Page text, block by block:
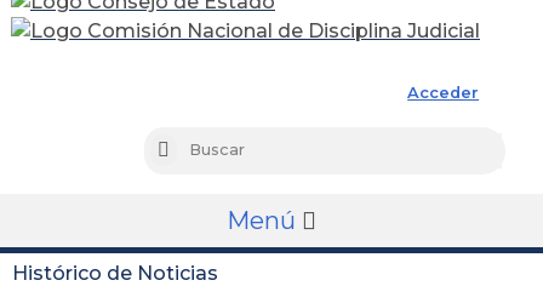
Acceder
Buscar
Menú
Histórico de Noticias